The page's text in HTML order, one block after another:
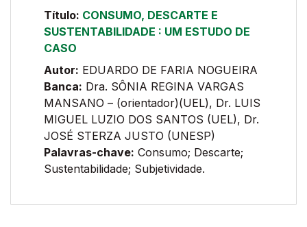
Título: CONSUMO, DESCARTE E
SUSTENTABILIDADE : UM ESTUDO DE
CASO
Autor: EDUARDO DE FARIA NOGUEIRA
Banca: Dra. SÔNIA REGINA VARGAS
MANSANO – (orientador)(UEL), Dr. LUIS
MIGUEL LUZIO DOS SANTOS (UEL), Dr.
JOSÉ STERZA JUSTO (UNESP)
Palavras-chave: Consumo; Descarte;
Sustentabilidade; Subjetividade.